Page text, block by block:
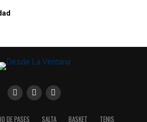
DE PASES SALTA BASKET TENIS